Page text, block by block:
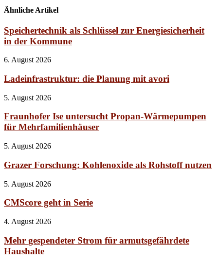
Ähnliche Artikel
Speichertechnik als Schlüssel zur Energiesicherheit
in der Kommune
6. August 2026
Ladeinfrastruktur: die Planung mit avori
5. August 2026
Fraunhofer Ise untersucht Propan-Wärmepumpen
für Mehrfamilienhäuser
5. August 2026
Grazer Forschung: Kohlenoxide als Rohstoff nutzen
5. August 2026
CMScore geht in Serie
4. August 2026
Mehr gespendeter Strom für armutsgefährdete
Haushalte